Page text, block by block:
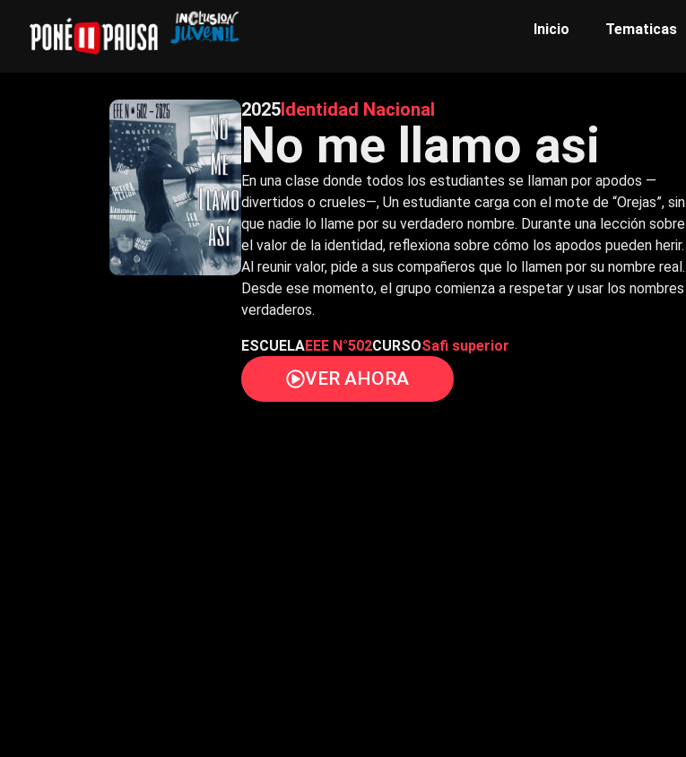
Inicio Tematicas
2025Identidad Nacional
No me llamo asi
En una clase donde todos los estudiantes se llaman por apodos —
divertidos o crueles—, Un estudiante carga con el mote de “Orejas”, sin
que nadie lo llame por su verdadero nombre. Durante una lección sobre
el valor de la identidad, reflexiona sobre cómo los apodos pueden herir.
Al reunir valor, pide a sus compañeros que lo llamen por su nombre real.
Desde ese momento, el grupo comienza a respetar y usar los nombres
verdaderos.
ESCUELAEEE N°502CURSOSafi superior
VER AHORA